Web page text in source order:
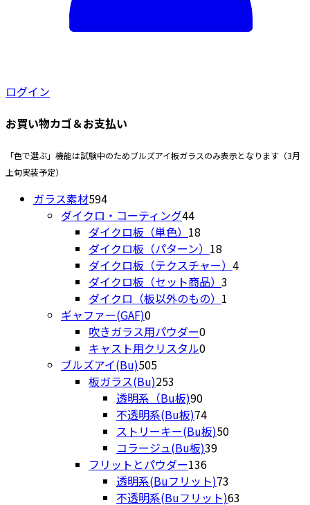
ログイン
お買い物カゴ＆お支払い
「色で選ぶ」機能は試験中のためブルズアイ板ガラスのみ表示となります（3月
上旬実装予定）
ガラス素材594594
個
の
商
品
ダイクロ・コーティング4444
個
の
商
品
ダイクロ板（単色） 18
個
の
商
品
ダイクロ板（パターン） 18
個
の
商
ダイクロ板（テクスチャー） 44
ダイクロ板（セット商品） 3
ダイクロ（板以外のもの） 1
ギャファー(GAF)00
個
の
商
品
吹きガラス用パウダー00
個
キャスト用クリスタル00
品
ブルズアイ(Bu)505505
個
の
商
品
板ガラス(Bu)253
個
の
商
品
透明系（Bu板)9090
個
の
商
品
不透明系(Bu板)7474
個
の
商
品
ストリーキー(Bu板)5050
品
コラージュ(Bu板)3939
の
商
フリットとパウダー136136
個
の
透明系(Buフリット)73
個
不透明系(Buフリット)63